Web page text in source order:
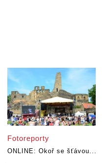
Fotoreporty
ONLINE: Okoř se šťávou...